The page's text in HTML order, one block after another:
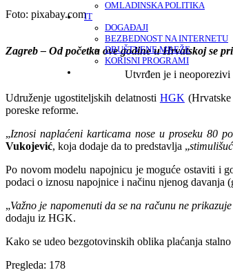
OMLADINSKA POLITIKA
IT
DOGAĐAJI
BEZBEDNOST NA INTERNETU
DRUŠTVENE MREŽE
KORISNI PROGRAMI
Foto: pixabay.com
Zagreb – Od početka ove godine u Hrvatskoj se
Utvrđen je i neoporezivi
Udruženje ugostiteljskih delatnosti HGK
poreske reforme.
„Iznosi naplaćeni karticama nose u proseku 80
Vukojević, koja dodaje da to predstavlja „
Po novom modelu napojnicu je moguće ostaviti i
podaci o iznosu napojnice i načinu njenog davanja
„Važno je napomenuti da se na računu ne
dodaju iz HGK.
Kako se udeo bezgotovinskih oblika plaćanja
Pregleda: 178